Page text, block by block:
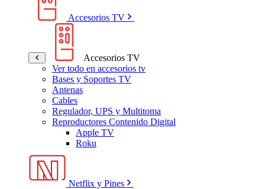
Accesorios TV
Accesorios TV
Ver todo en accesorios tv
Bases y Soportes TV
Antenas
Cables
Regulador, UPS y Multitoma
Reproductores Contenido Digital
Apple TV
Roku
Netflix y Pines